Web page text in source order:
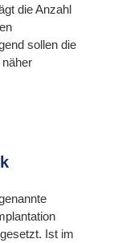
die Anzahl
sollen die
Ist im